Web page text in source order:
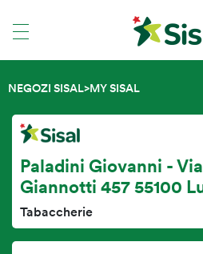
NEGOZI SISAL>MY SISAL
Paladini Giovanni -
Giannotti 457 55100
Tabaccherie